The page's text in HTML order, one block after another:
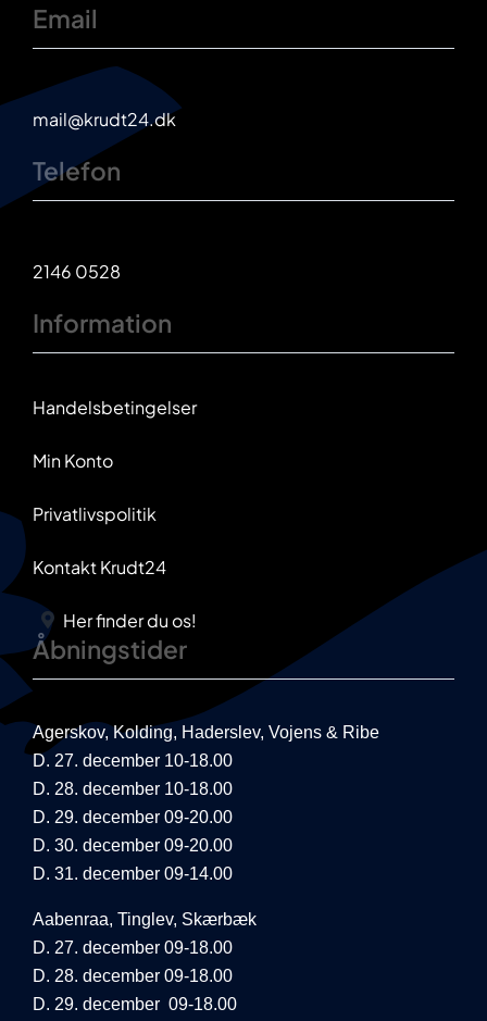
Email
mail@krudt24.dk
Telefon
2146 0528
Information
Handelsbetingelser
Min Konto
Privatlivspolitik
Kontakt Krudt24
Her finder du os!
Åbningstider
Agerskov, Kolding, Haderslev, Vojens & Ribe
D. 27. december 10-18.00
D. 28. december 10-18.00
D. 29. december 09-20.00
D. 30. december 09-20.00
D. 31. december 09-14.00
Aabenraa, Tinglev, Skærbæk
D. 27. december 09-18.00
D. 28. december 09-18.00
D. 29. december 09-18.00